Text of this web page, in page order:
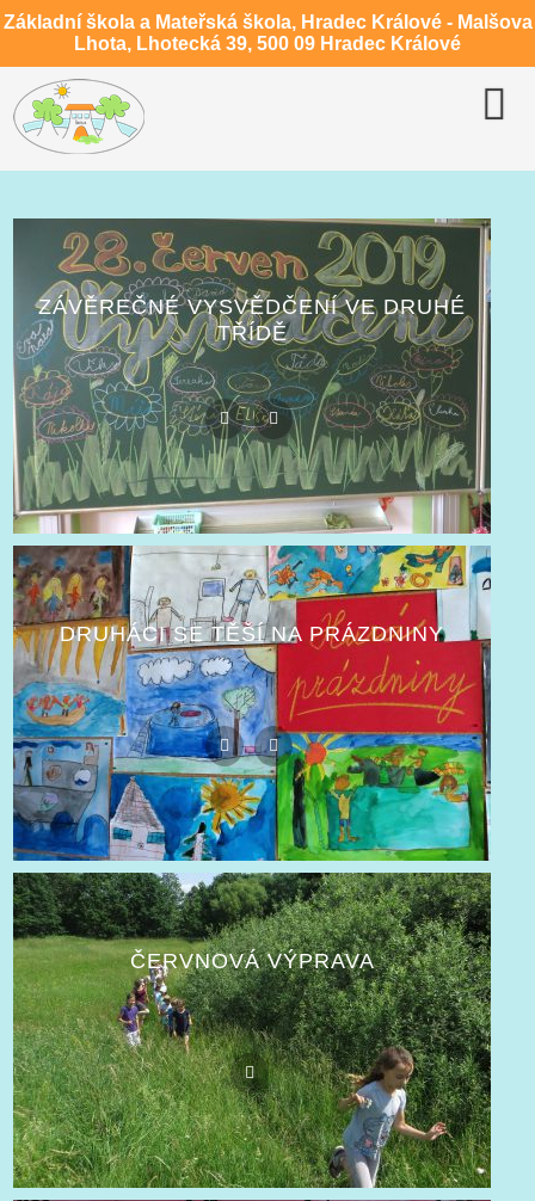
Základní škola a Mateřská škola, Hradec Králové - Malšova
Lhota, Lhotecká 39, 500 09 Hradec Králové
ZÁVĚREČNÉ VYSVĚDČENÍ VE DRUHÉ
TŘÍDĚ
DRUHÁCI SE TĚŠÍ NA PRÁZDNINY
ČERVNOVÁ VÝPRAVA